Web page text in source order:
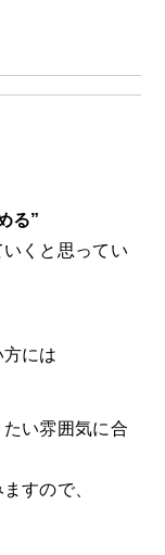
る”
くと思ってい
には
い雰囲気に合
すので、